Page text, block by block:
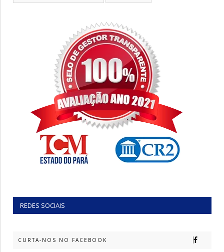
REDES SOCIAIS
CURTA-NOS NO FACEBOOK